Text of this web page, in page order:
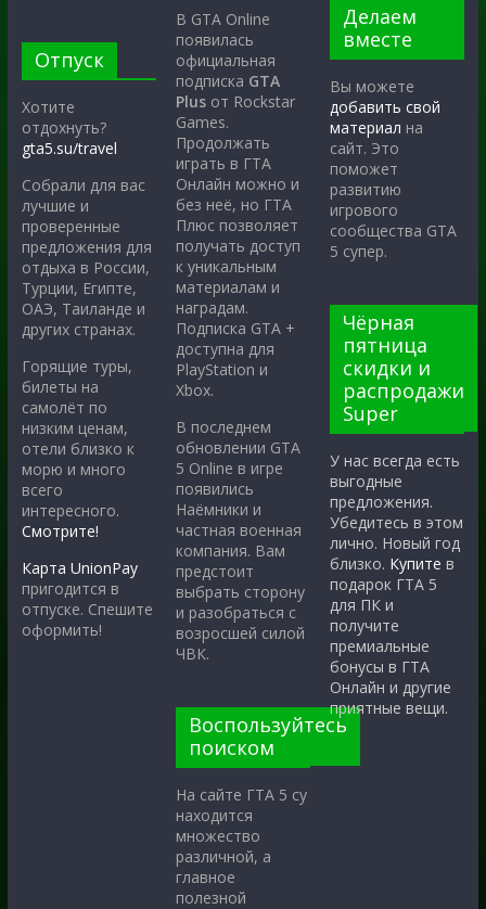
Отпуск
Хотите
отдохнуть?
gta5.su/travel
Собрали для вас
лучшие и
проверенные
предложения для
отдыха в России,
Турции, Египте,
ОАЭ, Таиланде и
других странах.
Горящие туры,
билеты на
самолёт по
низким ценам,
отели близко к
морю и много
всего
интересного.
Смотрите!
Карта UnionPay
пригодится в
отпуске. Спешите
оформить!
В GTA Online
появилась
официальная
подписка GTA
Plus от Rockstar
Games.
Продолжать
играть в ГТА
Онлайн можно и
без неё, но ГТА
Плюс позволяет
получать доступ
к уникальным
материалам и
наградам.
Подписка GTA +
доступна для
PlayStation и
Xbox.
В последнем
обновлении GTA
5 Online в игре
появились
Наёмники и
частная военная
компания. Вам
предстоит
выбрать сторону
и разобраться с
возросшей силой
ЧВК.
Воспользуйтесь
поиском
На сайте ГТА 5 су
находится
множество
различной, а
главное
полезной
Делаем
вместе
Вы можете
добавить свой
материал на
сайт. Это
поможет
развитию
игрового
сообщества GTA
5 супер.
Чёрная
пятница
скидки и
распродажи
Super
У нас всегда есть
выгодные
предложения.
Убедитесь в этом
лично. Новый год
близко. Купите в
подарок ГТА 5
для ПК и
получите
премиальные
бонусы в ГТА
Онлайн и другие
приятные вещи.